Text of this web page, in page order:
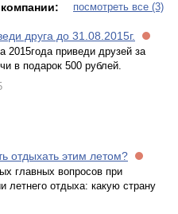
посмотреть все (3)
друга до 31.08.2015г.
2015года приведи друзей за
в подарок 500 рублей.
отдыхать этим летом?
главных вопросов при
летнего отдыха: какую страну